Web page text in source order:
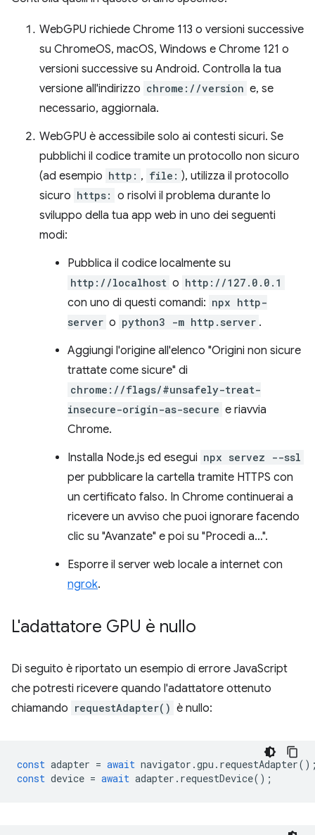
WebGPU richiede Chrome 113 o versioni successive
su ChromeOS, macOS, Windows e Chrome 121 o
versioni successive su Android. Controlla la tua
versione all'indirizzo chrome://version e, se
necessario, aggiornala.
WebGPU è accessibile solo ai contesti sicuri. Se
pubblichi il codice tramite un protocollo non sicuro
(ad esempio http: , file: ), utilizza il protocollo
sicuro https: o risolvi il problema durante lo
sviluppo della tua app web in uno dei seguenti
modi:
Pubblica il codice localmente su
http://localhost o http://127.0.0.1
con uno di questi comandi: npx http-
server o python3 -m http.server .
Aggiungi l'origine all'elenco "Origini non sicure
trattate come sicure" di
chrome://flags/#unsafely-treat-
insecure-origin-as-secure e riavvia
Chrome.
Installa Node.js ed esegui npx servez --ssl
per pubblicare la cartella tramite HTTPS con
un certificato falso. In Chrome continuerai a
ricevere un avviso che puoi ignorare facendo
clic su "Avanzate" e poi su "Procedi a…".
Esporre il server web locale a internet con
ngrok.
L'adattatore GPU è nullo
Di seguito è riportato un esempio di errore JavaScript
che potresti ricevere quando l'adattatore ottenuto
chiamando requestAdapter() è nullo:
const adapter = await navigator .gpu . requestAdapter
const device = await adapter . requestDevice();